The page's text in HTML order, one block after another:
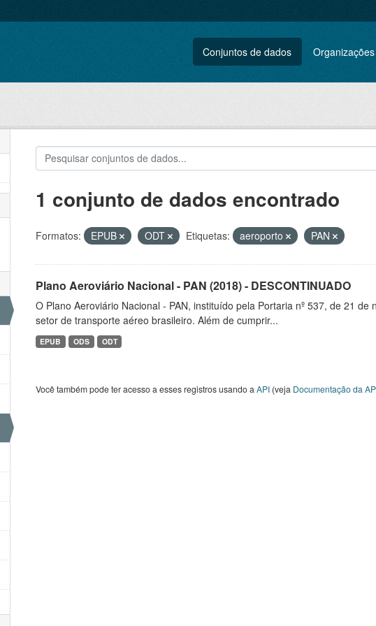
Conjuntos de dados Organizações
1 conjunto de dados encontrado
Formatos: EPUB ODT Etiquetas: aeroporto PAN
Plano Aeroviário Nacional - PAN (2018) - DESCONTINUADO
O Plano Aeroviário Nacional - PAN, instituído pela Portaria nº 537, de 21
setor de transporte aéreo brasileiro. Além de cumprir...
EPUB ODS ODT
Você também pode ter acesso a esses registros usando a API(veja Documentação da